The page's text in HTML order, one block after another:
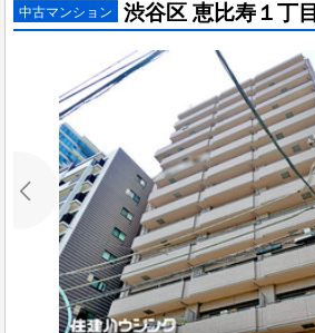
中古マンション 渋谷区 恵比寿１丁目